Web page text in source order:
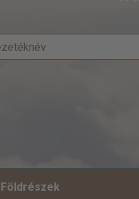
Földrészek